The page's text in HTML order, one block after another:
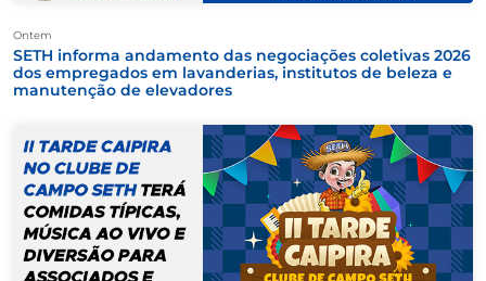
Ontem
SETH informa andamento das negociações coletivas 2026
dos empregados em lavanderias, institutos de beleza e
manutenção de elevadores